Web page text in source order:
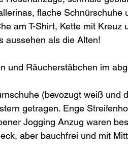
flache Schnürschuhe
am T-Shirt, Kette mit Kreuz
aussehen als die Alten!
und Räucherstäbchen im
(bevozugt weiß und
getragen. Enge
Jogging Anzug waren
aber bauchfrei und mit